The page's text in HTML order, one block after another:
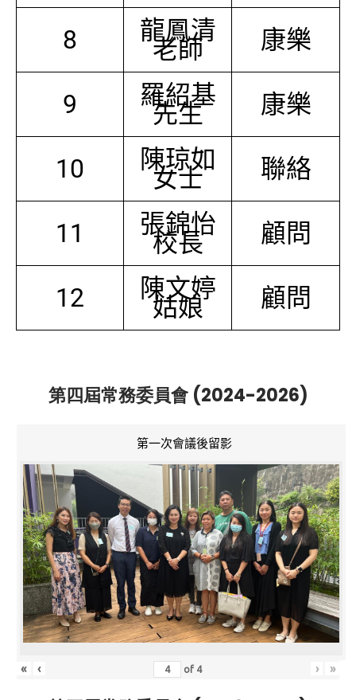
8 龍鳳清
老師 康樂
9 羅紹基
先生 康樂
10 陳琼如
女士 聯絡
11 張錦怡
校長 顧問
12 陳文婷
姑娘 顧問
第四屆常務委員會 (2024-2026)
第一次會議後留影
« ‹ of 4 › »